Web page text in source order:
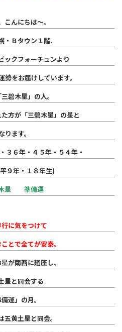
こんにちは～。
・Ｂタウン１階、
ックフォーチュンより
勢をお届けしています。
碧木星」の人。
方が「三碧木星」の星と
ります。
３６年・４５年・５４年・
９年・１８年生)
木星 準備運
に気をつけて
ことで全てが安泰。
が南西に廻座し、
星と同会する
備運」の月。
五黄土星と同会。